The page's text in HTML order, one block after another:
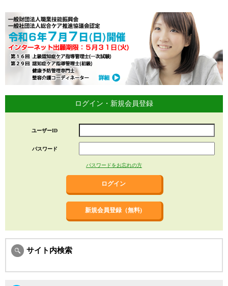
ログイン・新規会員登録
ユーザーID
パスワード
パスワードをお忘れの方
新規会員登録（無料)
サイト内検索